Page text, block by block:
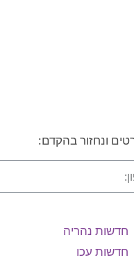
ונחזור בהקדם:
חדשות נהריה
חדשות עכו